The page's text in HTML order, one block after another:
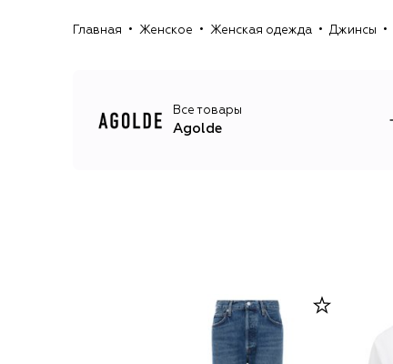
Главная Женское Женская одежда Джинсы
Все товары
Agolde